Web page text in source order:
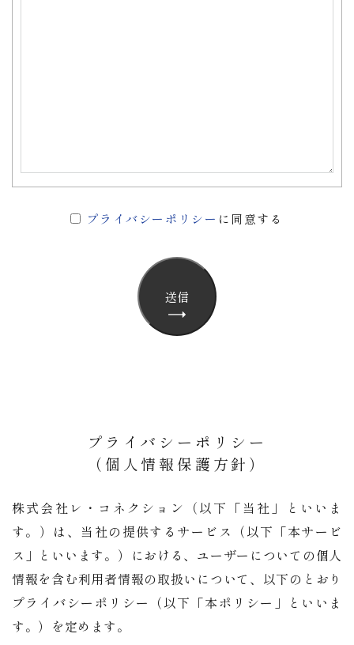
プライバシーポリシー に同意する
送信
プライバシーポリシー
​​​​​​​（個人情報保護方針）
株式会社レ・コネクション（以下「当社」といいま
す。）は、当社の提供するサービス（以下「本サービ
ス」といいます。）における、ユーザーについての個人
情報を含む利用者情報の取扱いについて、以下のとおり
プライバシーポリシー（以下「本ポリシー」といいま
す。）を定めます。